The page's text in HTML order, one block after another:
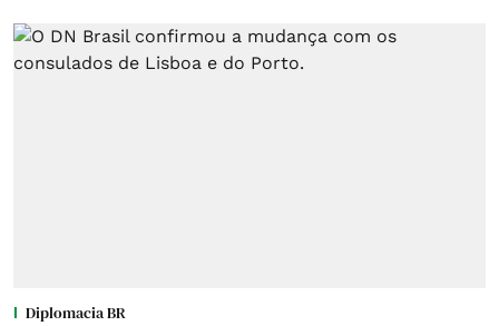
Diplomacia BR